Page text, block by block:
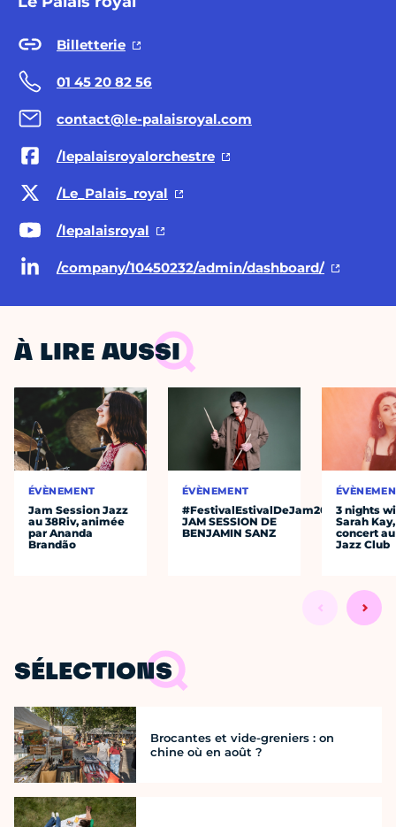
Billetterie
01 45 20 82 56
contact@le-palaisroyal.com
/lepalaisroyalorchestre
/Le_Palais_royal
/lepalaisroyal
/company/10450232/admin/dashboard/
À LIRE AUSSI
ÉVÈNEMENT
Jam Session Jazz
au 38Riv, animée
par Ananda
Brandão
ÉVÈNEMENT
#FestivalEstivalDeJam2026
JAM SESSION DE
BENJAMIN SANZ
3 nights
Sarah
concert
Jazz Club
SÉLECTIONS
Brocantes et vide-greniers : on
chine où en août ?